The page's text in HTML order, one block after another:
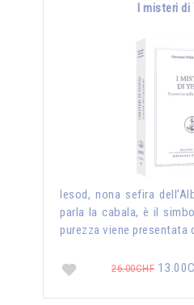
I misteri di
Iesod, nona sefira
parla la cabala, è il
purezza viene presentata
26.00CHF